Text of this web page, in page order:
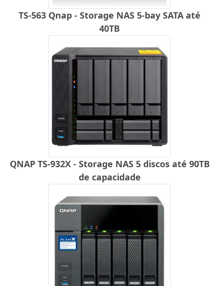
TS-563 Qnap - Storage NAS 5-bay SATA até
40TB
QNAP TS-932X - Storage NAS 5 discos até 90TB
de capacidade